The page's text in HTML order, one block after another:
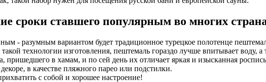
сроки ставшего популярным во многих
- разумным вариантом будет традиционное турецкое полотенце
технологии изготовления, пештемаль гораздо лучше впитывает воду,
пришедшего в хамам, и по сей день их отличает яркая и изысканная
в качестве пляжного парео или подстилки.
с собой и хорошее настроение!